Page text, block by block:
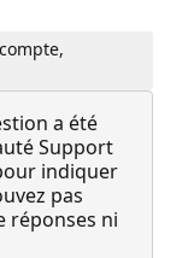
a été
Support
indiquer
pas
réponses ni